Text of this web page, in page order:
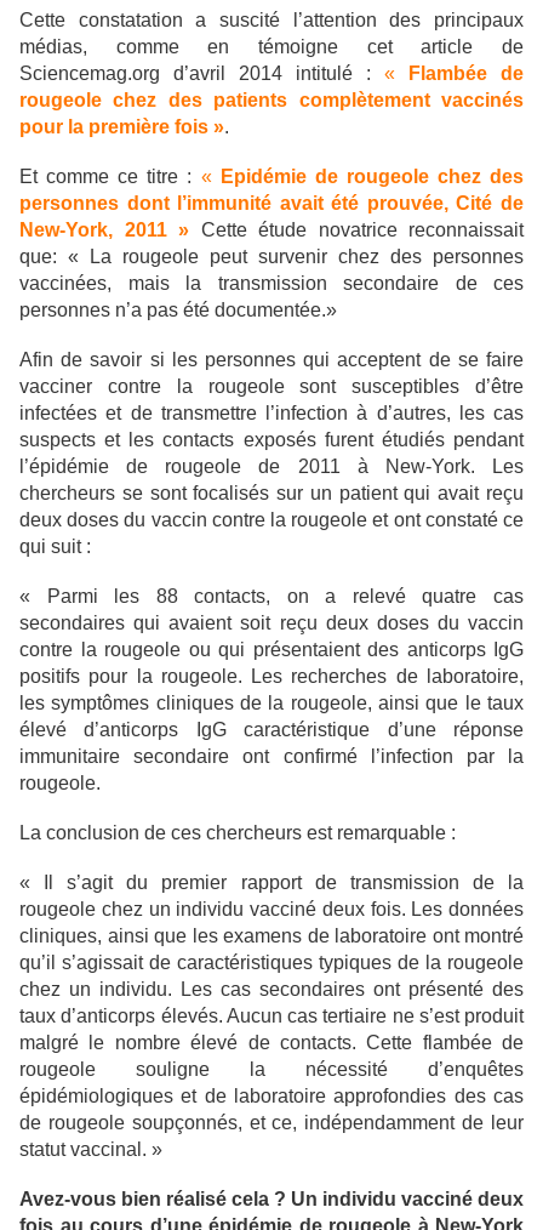
Cette constatation a suscité l’attention des principaux
médias, comme en témoigne cet article de
Sciencemag.org d’avril 2014 intitulé : «
Flambée de
rougeole chez des patients complètement vaccinés
pour la première fois ».
Et comme ce titre : « Epidémie de rougeole chez des
personnes dont l’immunité avait été prouvée, Cité de
New-York, 2011 » Cette étude novatrice reconnaissait
que: « La rougeole peut survenir chez des personnes
vaccinées, mais la transmission secondaire de ces
personnes n’a pas été documentée.»
Afin de savoir si les personnes qui acceptent de se faire
vacciner contre la rougeole sont susceptibles d’être
infectées et de transmettre l’infection à d’autres, les cas
suspects et les contacts exposés furent étudiés pendant
l’épidémie de rougeole de 2011 à New-York. Les
chercheurs se sont focalisés sur un patient qui avait reçu
deux doses du vaccin contre la rougeole et ont constaté ce
qui suit :
« Parmi les 88 contacts, on a relevé quatre cas
secondaires qui avaient soit reçu deux doses du vaccin
contre la rougeole ou qui présentaient des anticorps IgG
positifs pour la rougeole. Les recherches de laboratoire,
les symptômes cliniques de la rougeole, ainsi que le taux
élevé d’anticorps IgG caractéristique d’une réponse
immunitaire secondaire ont confirmé l’infection par la
rougeole.
La conclusion de ces chercheurs est remarquable :
« Il s’agit du premier rapport de transmission de la
rougeole chez un individu vacciné deux fois. Les données
cliniques, ainsi que les examens de laboratoire ont montré
qu’il s’agissait de caractéristiques typiques de la rougeole
chez un individu. Les cas secondaires ont présenté des
taux d’anticorps élevés. Aucun cas tertiaire ne s’est produit
malgré le nombre élevé de contacts. Cette flambée de
rougeole souligne la nécessité d’enquêtes
épidémiologiques et de laboratoire approfondies des cas
de rougeole soupçonnés, et ce, indépendamment de leur
statut vaccinal. »
Avez-vous bien réalisé cela ? Un individu vacciné deux